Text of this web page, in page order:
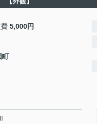
5,000円
町